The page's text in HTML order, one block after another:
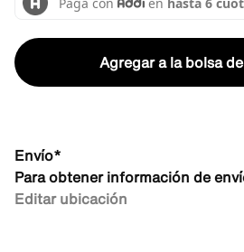
Agregar a la bolsa
Envío*
Para obtener información de
Editar ubicación